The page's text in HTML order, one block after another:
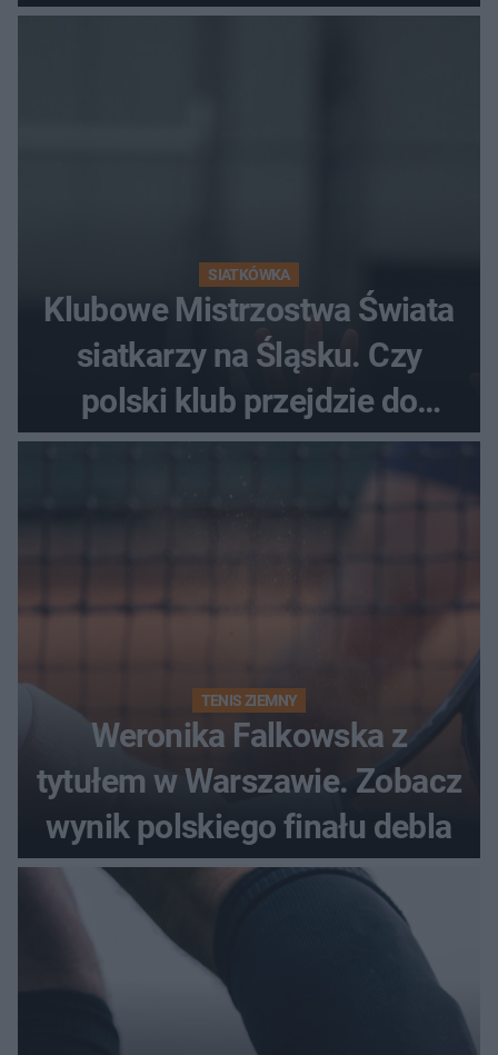
fanów
SIATKÓWKA
Klubowe Mistrzostwa Świata
siatkarzy na Śląsku. Czy
polski klub przejdzie do
historii
TENIS ZIEMNY
Weronika Falkowska z
tytułem w Warszawie. Zobacz
wynik polskiego finału debla